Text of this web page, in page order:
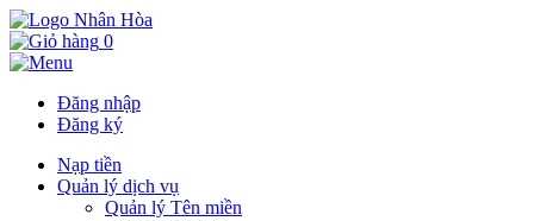
0
Đăng nhập
Đăng ký
Nạp tiền
Quản lý dịch vụ
Quản lý Tên miền